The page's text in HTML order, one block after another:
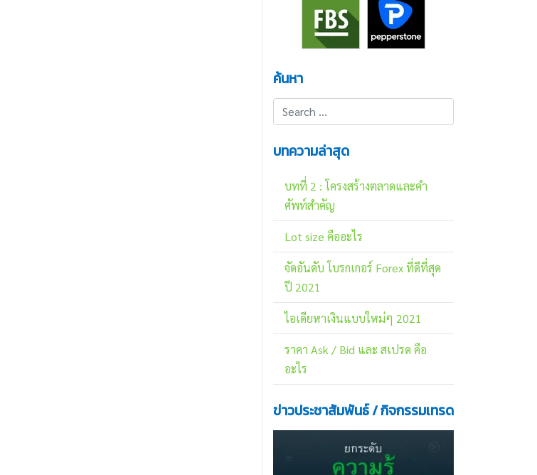
ค้นหา
บทความล่าสุด
บทที่ 2 : โครงสร้างตลาดและคำ
ศัพท์สำคัญ
Lot size คืออะไร
จัดอันดับ โบรกเกอร์ Forex ที่ดีที่สุด
ปี 2021
ไอเดียหาเงินแบบใหม่ๆ 2021
ราคา Ask / Bid และ สเปรด คือ
อะไร
ข่าวประชาสัมพันธ์ / กิจกรรมเทรด